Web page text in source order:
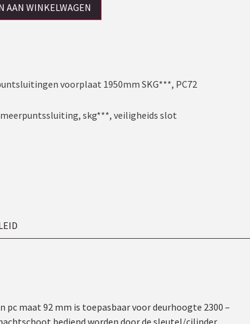
AAN WINKELWAGEN
voorplaat 1950mm SKG***, PC72
meerpuntssluiting, skg***, veiligheids slot
maat 92 mm is toepasbaar voor deurhoogte 2300 –
bediend worden door de sleutel/cilinder.